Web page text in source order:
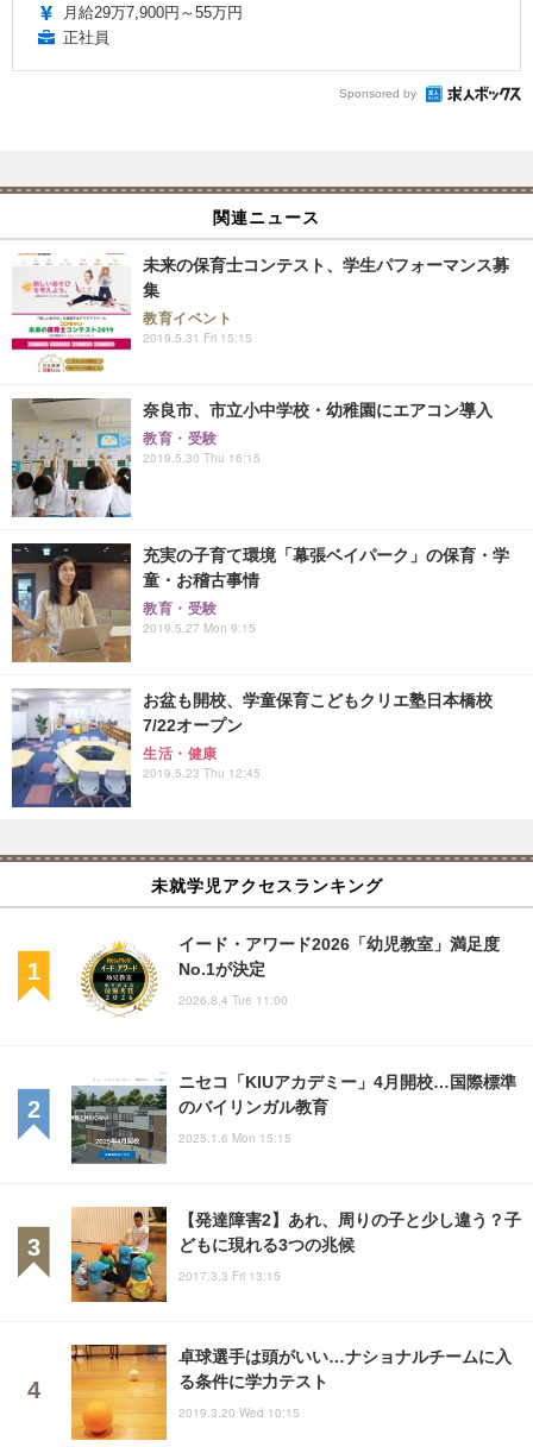
月給29万7,900円～55万円
正社員
Sponsored by
関連ニュース
未来の保育士コンテスト、学生パフォーマンス募
集
教育イベント
2019.5.31 Fri 15:15
奈良市、市立小中学校・幼稚園にエアコン導入
教育・受験
2019.5.30 Thu 16:15
充実の子育て環境「幕張ベイパーク」の保育・学
童・お稽古事情
教育・受験
2019.5.27 Mon 9:15
お盆も開校、学童保育こどもクリエ塾日本橋校
7/22オープン
生活・健康
2019.5.23 Thu 12:45
未就学児アクセスランキング
イード・アワード2026「幼児教室」満足度
No.1が決定
2026.8.4 Tue 11:00
ニセコ「KIUアカデミー」4月開校…国際標準
のバイリンガル教育
2025.1.6 Mon 15:15
【発達障害2】あれ、周りの子と少し違う？子
どもに現れる3つの兆候
2017.3.3 Fri 13:15
卓球選手は頭がいい…ナショナルチームに入
る条件に学力テスト
2019.3.20 Wed 10:15